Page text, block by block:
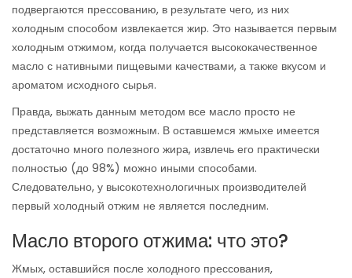
подвергаются прессованию, в результате чего, из них
холодным способом извлекается жир. Это называется первым
холодным отжимом, когда получается высококачественное
масло с нативными пищевыми качествами, а также вкусом и
ароматом исходного сырья.
Правда, выжать данным методом все масло просто не
представляется возможным. В оставшемся жмыхе имеется
достаточно много полезного жира, извлечь его практически
полностью (до 98%) можно иными способами.
Следовательно, у высокотехнологичных производителей
первый холодный отжим не является последним.
Масло второго отжима: что это?
Жмых, оставшийся после холодного прессования,